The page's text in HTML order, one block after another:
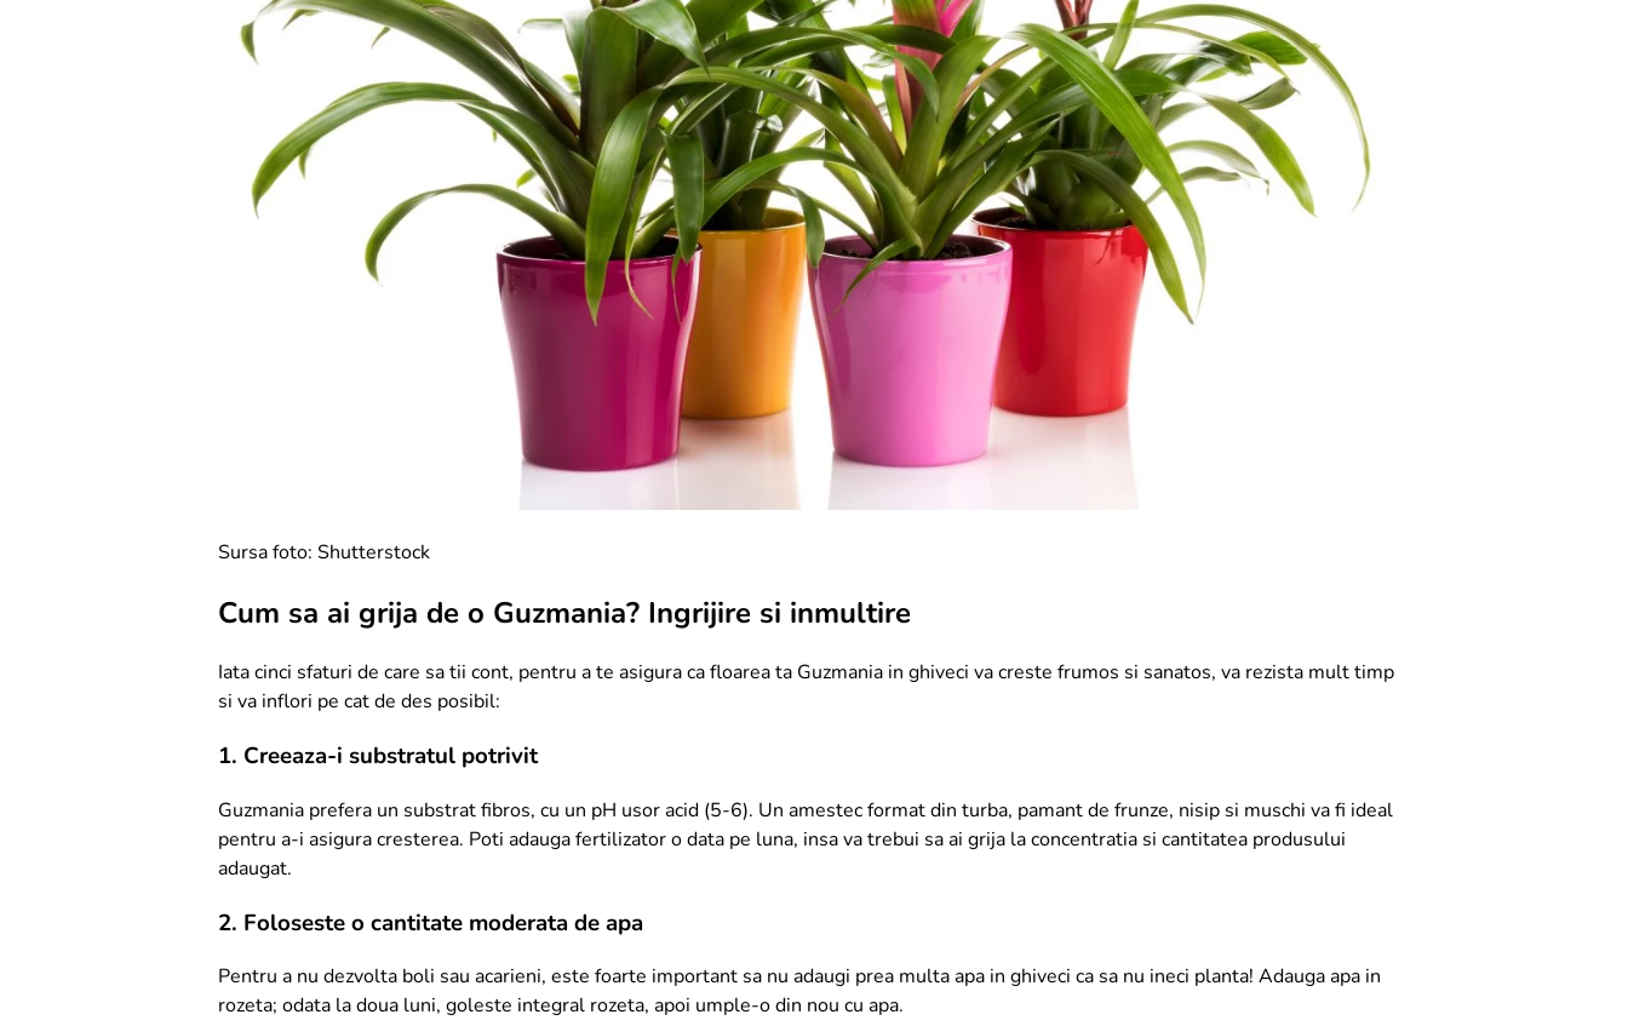
Sursa foto: Shutterstock
Cum sa ai grija de o Guzmania? Ingrijire si inmultire
Iata cinci sfaturi de care sa tii cont, pentru a te asigura ca floarea ta Guzmania in ghiveci va creste frumos si sanatos, va rezista mult timp
si va inflori pe cat de des posibil:
1. Creeaza-i substratul potrivit
Guzmania prefera un substrat fibros, cu un pH usor acid (5-6). Un amestec format din turba, pamant de frunze, nisip si muschi va fi ideal
pentru a-i asigura cresterea. Poti adauga fertilizator o data pe luna, insa va trebui sa ai grija la concentratia si cantitatea produsului
adaugat.
2. Foloseste o cantitate moderata de apa
Pentru a nu dezvolta boli sau acarieni, este foarte important sa nu adaugi prea multa apa in ghiveci ca sa nu ineci planta! Adauga apa in
rozeta; odata la doua luni, goleste integral rozeta, apoi umple-o din nou cu apa.